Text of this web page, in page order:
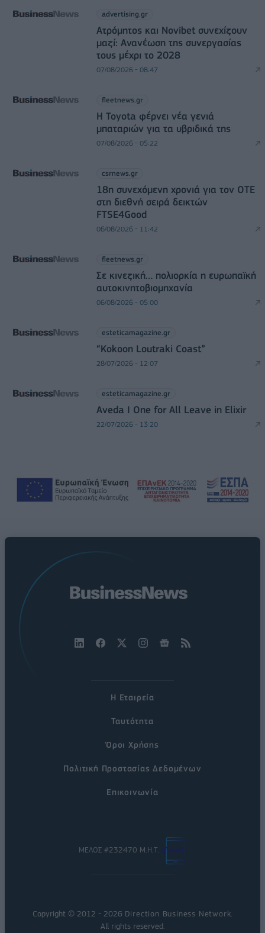
advertising.gr
Ατρόμητος και Novibet συνεχίζουν
μαζί: Ανανέωση της συνεργασίας
τους μέχρι το 2028
07/08/2026 - 08:47
fleetnews.gr
Η Toyota φέρνει νέα γενιά
μπαταριών για τα υβριδικά της
07/08/2026 - 05:22
csrnews.gr
18η συνεχόμενη χρονιά για τον ΟΤΕ
στη διεθνή σειρά δεικτών
FTSE4Good
06/08/2026 - 11:42
fleetnews.gr
Σε κινεζική… πολιορκία η ευρωπαϊκή
αυτοκινητοβιομηχανία
06/08/2026 - 05:00
esteticamagazine.gr
“Kokoon Loutraki Coast”
28/07/2026 - 12:07
esteticamagazine.gr
Aveda I One for All Leave in Elixir
22/07/2026 - 13:20
Η Εταιρεία
Ταυτότητα
Όροι Χρήσης
Πολιτική Προστασίας Δεδομένων
Επικοινωνία
ΜΕΛΟΣ #232470 Μ.Η.Τ.
Copyright © 2012 - 2026 Direction Business Network.
All rights reserved.